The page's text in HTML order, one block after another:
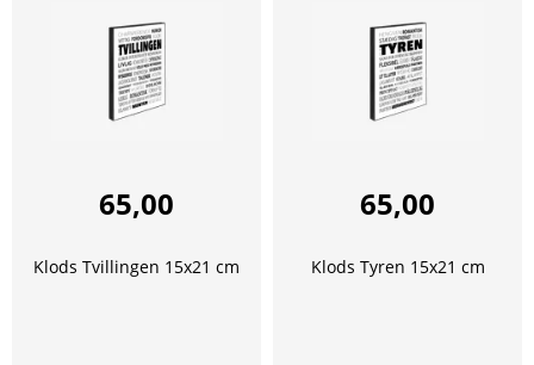
65,00
Klods Tvillingen 15x21 cm
65,00
Klods Tyren 15x21 cm